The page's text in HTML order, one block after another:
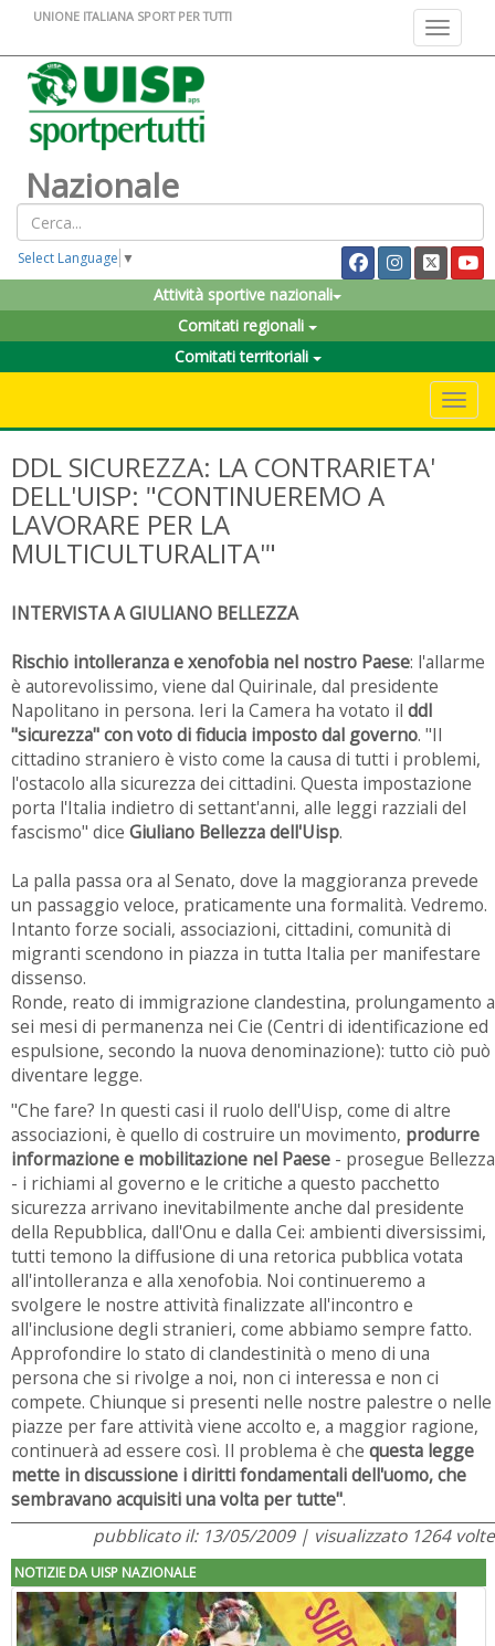
Toggle
UNIONE ITALIANA SPORT PER TUTTI
Nazionale
Select Language ▼
Attività sportive nazionali
Comitati regionali
Comitati territoriali
DDL SICUREZZA: LA CONTRARIETA'
DELL'UISP: "CONTINUEREMO A
LAVORARE PER LA
MULTICULTURALITA'"
INTERVISTA A GIULIANO BELLEZZA
Rischio intolleranza e xenofobia nel nostro Paese: l'allarme
è autorevolissimo, viene dal Quirinale, dal presidente
Napolitano in persona. Ieri la Camera ha votato il ddl
"sicurezza" con voto di fiducia imposto dal governo. "Il
cittadino straniero è visto come la causa di tutti i problemi,
l'ostacolo alla sicurezza dei cittadini. Questa impostazione
porta l'Italia indietro di settant'anni, alle leggi razziali del
fascismo" dice Giuliano Bellezza dell'Uisp.
La palla passa ora al Senato, dove la maggioranza prevede
un passaggio veloce, praticamente una formalità. Vedremo.
Intanto forze sociali, associazioni, cittadini, comunità di
migranti scendono in piazza in tutta Italia per manifestare
dissenso.
Ronde, reato di immigrazione clandestina, prolungamento a
sei mesi di permanenza nei Cie (Centri di identificazione ed
espulsione, secondo la nuova denominazione): tutto ciò può
diventare legge.
"Che fare? In questi casi il ruolo dell'Uisp, come di altre
associazioni, è quello di costruire un movimento, produrre
informazione e mobilitazione nel Paese - prosegue Bellezza
- i richiami al governo e le critiche a questo pacchetto
sicurezza arrivano inevitabilmente anche dal presidente
della Repubblica, dall'Onu e dalla Cei: ambienti diversissimi,
tutti temono la diffusione di una retorica pubblica votata
all'intolleranza e alla xenofobia. Noi continueremo a
svolgere le nostre attività finalizzate all'incontro e
all'inclusione degli stranieri, come abbiamo sempre fatto.
Approfondire lo stato di clandestinità o meno di una
persona che si rivolge a noi, non ci interessa e non ci
compete. Chiunque si presenti nelle nostre palestre o nelle
piazze per fare attività viene accolto e, a maggior ragione,
continuerà ad essere così. Il problema è che questa legge
mette in discussione i diritti fondamentali dell'uomo, che
sembravano acquisiti una volta per tutte".
pubblicato il: 13/05/2009 | visualizzato 1264 volte
NOTIZIE DA UISP NAZIONALE